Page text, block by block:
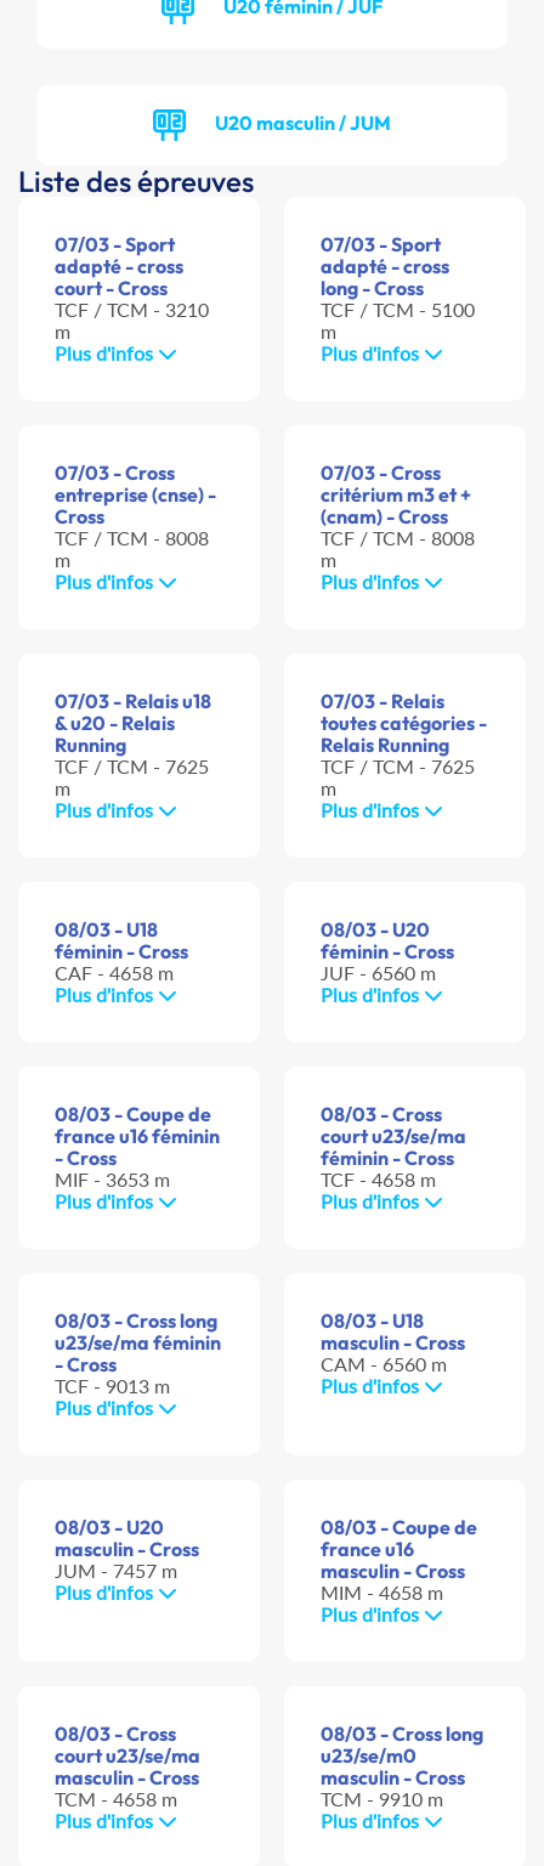
U20 féminin / JUF
U20 masculin / JUM
Liste des épreuves
07/03 - Sport
adapté - cross
court - Cross
TCF / TCM - 3210
m
Plus d'infos
07/03 - Sport
adapté - cross
long - Cross
TCF / TCM - 5100
m
Plus d'infos
07/03 - Cross
entreprise (cnse) -
Cross
TCF / TCM - 8008
m
Plus d'infos
07/03 - Cross
critérium m3 et +
(cnam) - Cross
TCF / TCM - 8008
m
Plus d'infos
07/03 - Relais u18
& u20 - Relais
Running
TCF / TCM - 7625
m
Plus d'infos
07/03 - Relais
toutes catégories -
Relais Running
TCF / TCM - 7625
m
Plus d'infos
08/03 - U18
féminin - Cross
CAF - 4658 m
Plus d'infos
08/03 - U20
féminin - Cross
JUF - 6560 m
Plus d'infos
08/03 - Coupe de
france u16 féminin
- Cross
MIF - 3653 m
Plus d'infos
08/03 - Cross
court u23/se/ma
féminin - Cross
TCF - 4658 m
Plus d'infos
08/03 - Cross long
u23/se/ma féminin
- Cross
TCF - 9013 m
Plus d'infos
08/03 - U18
masculin - Cross
CAM - 6560 m
Plus d'infos
08/03 - U20
masculin - Cross
JUM - 7457 m
Plus d'infos
08/03 - Coupe de
france u16
masculin - Cross
MIM - 4658 m
Plus d'infos
08/03 - Cross
court u23/se/ma
masculin - Cross
TCM - 4658 m
Plus d'infos
08/03 - Cross long
u23/se/m0
masculin - Cross
TCM - 9910 m
Plus d'infos